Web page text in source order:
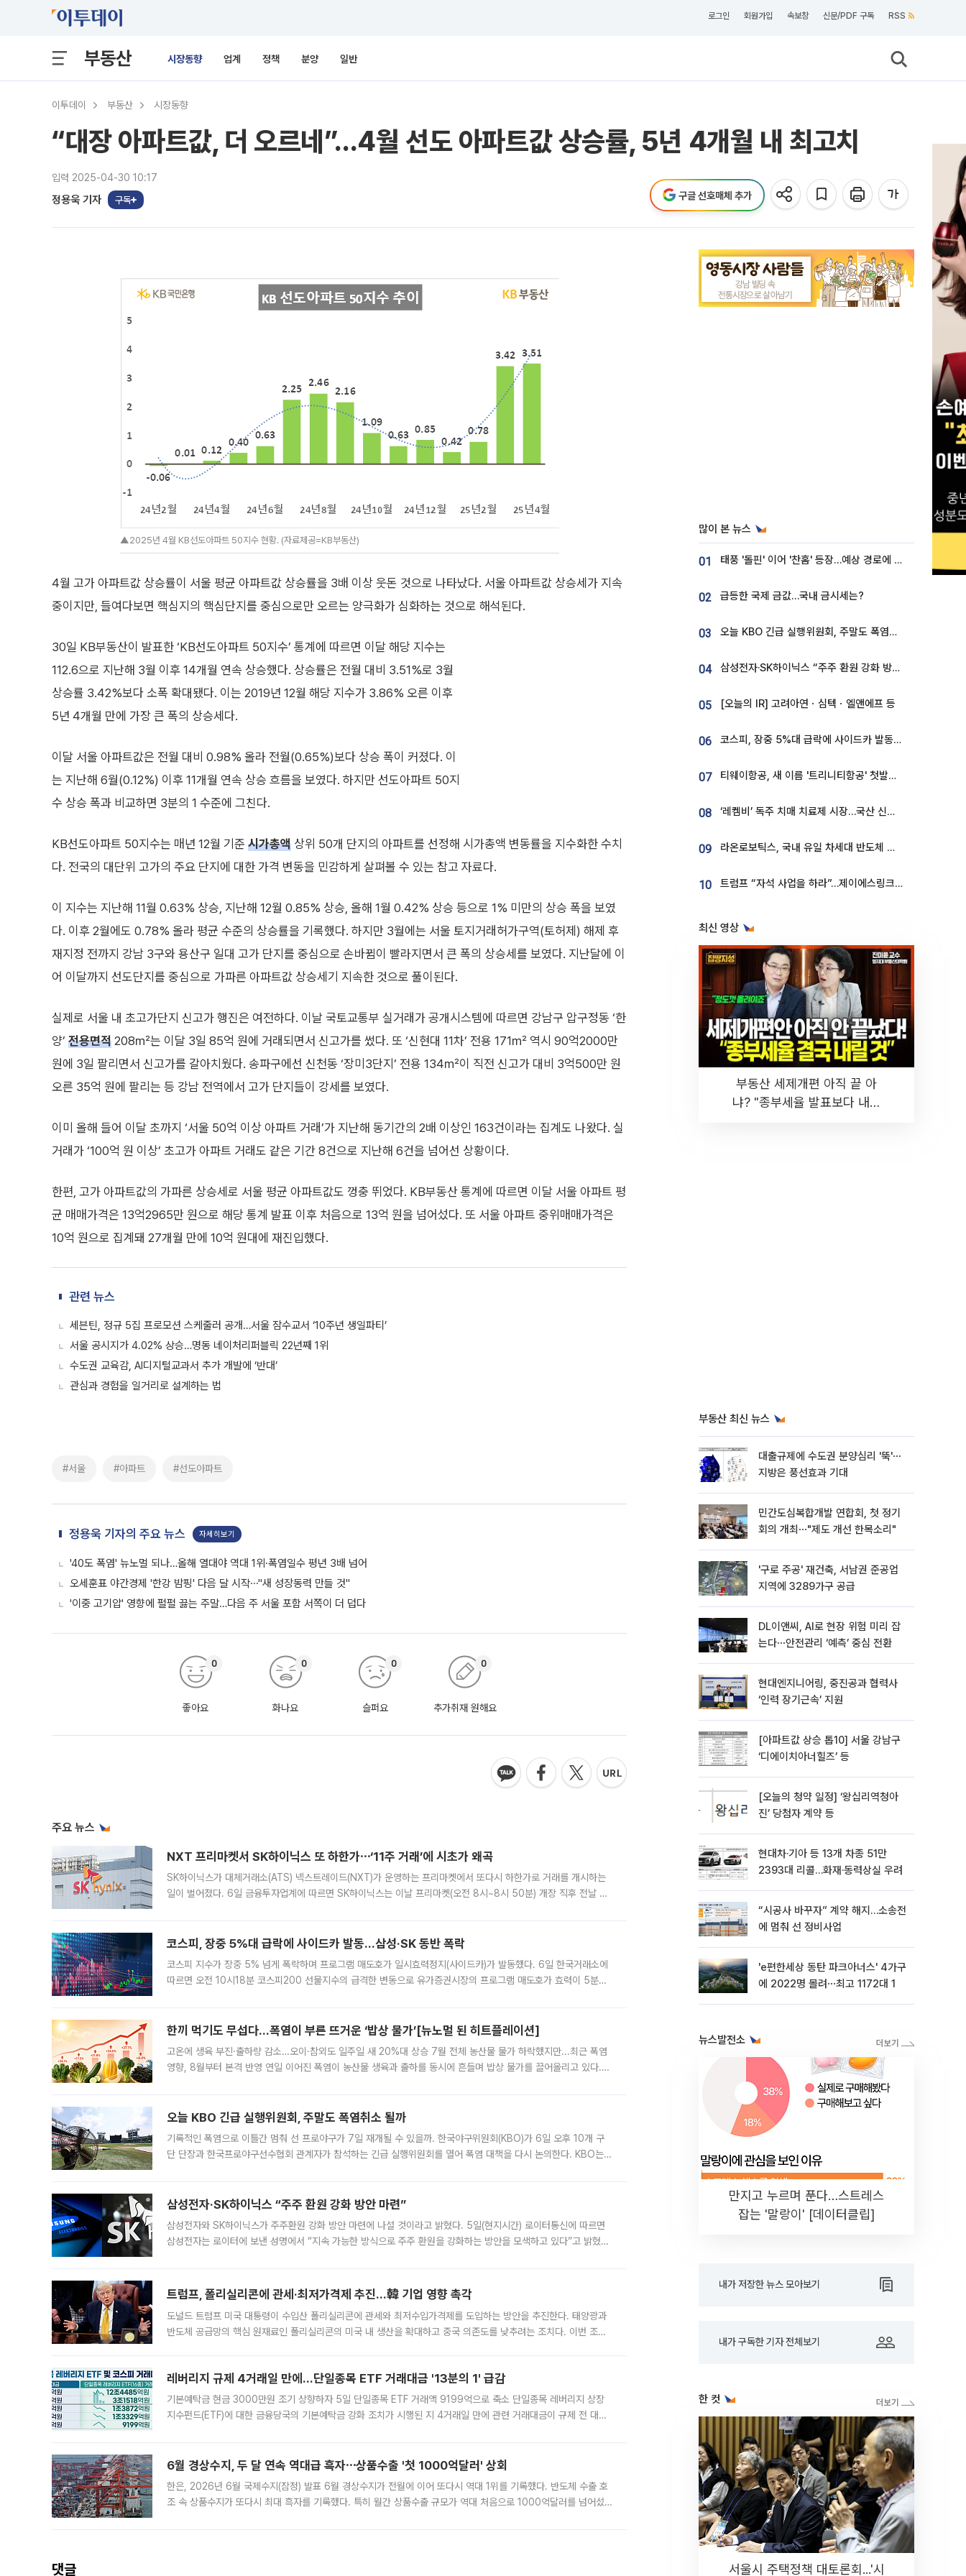
로그인 회원가입 속보창 신문/PDF 구독 RSS
부동산 시장동향 업계 정책 분양 일반
이투데이 부동산 시장동향
“대장 아파트값, 더 오르네”…4월 선도 아파트값 상승률, 5년 4개월 내 최고치
입력 2025-04-30 10:17
정용욱 기자 구독 구글 선호매체 추가
▲2025년 4월 KB선도아파트 50지수 현황. (자료제공=KB부동산)
4월 고가 아파트값 상승률이 서울 평균 아파트값 상승률을 3배 이상 웃돈 것으로 나타났다. 서울 아파트값 상승세가 지속
중이지만, 들여다보면 핵심지의 핵심단지를 중심으로만 오르는 양극화가 심화하는 것으로 해석된다.
30일 KB부동산이 발표한 ‘KB선도아파트 50지수’ 통계에 따르면 이달 해당 지수는
112.6으로 지난해 3월 이후 14개월 연속 상승했다. 상승률은 전월 대비 3.51%로 3월
상승률 3.42%보다 소폭 확대됐다. 이는 2019년 12월 해당 지수가 3.86% 오른 이후
5년 4개월 만에 가장 큰 폭의 상승세다.
이달 서울 아파트값은 전월 대비 0.98% 올라 전월(0.65%)보다 상승 폭이 커졌다. 이
는 지난해 6월(0.12%) 이후 11개월 연속 상승 흐름을 보였다. 하지만 선도아파트 50지
수 상승 폭과 비교하면 3분의 1 수준에 그친다.
KB선도아파트 50지수는 매년 12월 기준 시가총액 상위 50개 단지의 아파트를 선정해 시가총액 변동률을 지수화한 수치
다. 전국의 대단위 고가의 주요 단지에 대한 가격 변동을 민감하게 살펴볼 수 있는 참고 자료다.
이 지수는 지난해 11월 0.63% 상승, 지난해 12월 0.85% 상승, 올해 1월 0.42% 상승 등으로 1% 미만의 상승 폭을 보였
다. 이후 2월에도 0.78% 올라 평균 수준의 상승률을 기록했다. 하지만 3월에는 서울 토지거래허가구역(토허제) 해제 후
재지정 전까지 강남 3구와 용산구 일대 고가 단지를 중심으로 손바뀜이 빨라지면서 큰 폭의 상승세를 보였다. 지난달에 이
어 이달까지 선도단지를 중심으로 가파른 아파트값 상승세기 지속한 것으로 풀이된다.
실제로 서울 내 초고가단지 신고가 행진은 여전하다. 이날 국토교통부 실거래가 공개시스템에 따르면 강남구 압구정동 ‘한
양’ 전용면적 208㎡는 이달 3일 85억 원에 거래되면서 신고가를 썼다. 또 ‘신현대 11차’ 전용 171㎡ 역시 90억2000만
원에 3일 팔리면서 신고가를 갈아치웠다. 송파구에선 신천동 ‘장미3단지’ 전용 134㎡이 직전 신고가 대비 3억500만 원
오른 35억 원에 팔리는 등 강남 전역에서 고가 단지들이 강세를 보였다.
이미 올해 들어 이달 초까지 ‘서울 50억 이상 아파트 거래’가 지난해 동기간의 2배 이상인 163건이라는 집계도 나왔다. 실
거래가 ‘100억 원 이상’ 초고가 아파트 거래도 같은 기간 8건으로 지난해 6건을 넘어선 상황이다.
한편, 고가 아파트값의 가파른 상승세로 서울 평균 아파트값도 껑충 뛰었다. KB부동산 통계에 따르면 이달 서울 아파트 평
균 매매가격은 13억2965만 원으로 해당 통계 발표 이후 처음으로 13억 원을 넘어섰다. 또 서울 아파트 중위매매가격은
10억 원으로 집계돼 27개월 만에 10억 원대에 재진입했다.
관련 뉴스
세븐틴, 정규 5집 프로모션 스케줄러 공개…서울 잠수교서 ‘10주년 생일파티’
서울 공시지가 4.02% 상승…명동 네이처리퍼블릭 22년째 1위
수도권 교육감, AI디지털교과서 추가 개발에 ‘반대’
관심과 경험을 일거리로 설계하는 법
#서울 #아파트 #선도아파트
정용욱 기자의 주요 뉴스 자세히보기
'40도 폭염' 뉴노멀 되나…올해 열대야 역대 1위·폭염일수 평년 3배 넘어
오세훈표 야간경제 '한강 밤핑' 다음 달 시작⋯"새 성장동력 만들 것"
'이중 고기압' 영향에 펄펄 끓는 주말…다음 주 서울 포함 서쪽이 더 덥다
좋아요
0
화나요
0
슬퍼요
0
추가취재 원해요
0
주요 뉴스
NXT 프리마켓서 SK하이닉스 또 하한가⋯‘11주 거래’에 시초가 왜곡
SK하이닉스가 대체거래소(ATS) 넥스트레이드(NXT)가 운영하는 프리마켓에서 또다시 하한가로 거래를 개시하는
일이 벌어졌다. 6일 금융투자업계에 따르면 SK하이닉스는 이날 프리마켓(오전 8시~8시 50분) 개장 직후 전날 정
코스피, 장중 5%대 급락에 사이드카 발동…삼성·SK 동반 폭락
코스피 지수가 장중 5% 넘게 폭락하며 프로그램 매도호가 일시효력정지(사이드카)가 발동했다. 6일 한국거래소에
따르면 오전 10시18분 코스피200 선물지수의 급격한 변동으로 유가증권시장의 프로그램 매도호가 효력이 5분간
한끼 먹기도 무섭다...폭염이 부른 뜨거운 ‘밥상 물가’[뉴노멀 된 히트플레이션]
고온에 생육 부진·출하량 감소…오이·참외도 일주일 새 20%대 상승 7월 전체 농산물 물가 하락했지만...최근 폭염
영향, 8월부터 본격 반영 연일 이어진 폭염이 농산물 생육과 출하를 동시에 흔들며 밥상 물가를 끌어올리고 있다.
오늘 KBO 긴급 실행위원회, 주말도 폭염취소 될까
기록적인 폭염으로 이틀간 멈춰 선 프로야구가 7일 재개될 수 있을까. 한국야구위원회(KBO)가 6일 오후 10개 구
단 단장과 한국프로야구선수협회 관계자가 참석하는 긴급 실행위원회를 열어 폭염 대책을 다시 논의한다. KBO는
삼성전자·SK하이닉스 “주주 환원 강화 방안 마련”
삼성전자와 SK하이닉스가 주주환원 강화 방안 마련에 나설 것이라고 밝혔다. 5일(현지시간) 로이터통신에 따르면
삼성전자는 로이터에 보낸 성명에서 “지속 가능한 방식으로 주주 환원을 강화하는 방안을 모색하고 있다”고 밝혔다.
트럼프, 폴리실리콘에 관세·최저가격제 추진…韓 기업 영향 촉각
도널드 트럼프 미국 대통령이 수입산 폴리실리콘에 관세와 최저수입가격제를 도입하는 방안을 추진한다. 태양광과
반도체 공급망의 핵심 원재료인 폴리실리콘의 미국 내 생산을 확대하고 중국 의존도를 낮추려는 조치다. 이번 조처
레버리지 규제 4거래일 만에…단일종목 ETF 거래대금 '13분의 1' 급감
기본예탁금 현금 3000만원 조기 상향하자 5일 단일종목 ETF 거래액 9199억으로 축소 단일종목 레버리지 상장
지수펀드(ETF)에 대한 금융당국의 기본예탁금 강화 조치가 시행된 지 4거래일 만에 관련 거래대금이 규제 전 대비
6월 경상수지, 두 달 연속 역대급 흑자⋯상품수출 '첫 1000억달러' 상회
한은, 2026년 6월 국제수지(잠정) 발표 6월 경상수지가 전월에 이어 또다시 역대 1위를 기록했다. 반도체 수출 호
조 속 상품수지가 또다시 최대 흑자를 기록했다. 특히 월간 상품수출 규모가 역대 처음으로 1000억달러를 넘어섰
댓글
많이 본 뉴스
01 태풍 '돌핀' 이어 '찬홈' 등장…예상 경로에 한국 '한숨'
02 급등한 국제 금값…국내 금시세는?
03 오늘 KBO 긴급 실행위원회, 주말도 폭염취소 될까
04 삼성전자·SK하이닉스 “주주 환원 강화 방안 마련”
05 [오늘의 IR] 고려아연ㆍ심텍ㆍ엘앤에프 등
06 코스피, 장중 5%대 급락에 사이드카 발동…삼성·SK 동반 폭락
07 티웨이항공, 새 이름 '트리니티항공' 첫발…SSC 전략 본격화
08 ‘레켐비’ 독주 치매 치료제 시장…국산 신약 등장하나
09 라온로보틱스, 국내 유일 차세대 반도체 공정 로봇 개발 ‘고객사 테스트 진행’
10 트럼프 “자석 사업을 하라”…제이에스링크, 비중국 영구자석 공급망 구축 속도
최신 영상
부동산 세제개편 아직 끝 아
냐? "종부세율 발표보다 내릴
부동산 최신 뉴스
대출규제에 수도권 분양심리 '뚝'⋯
지방은 풍선효과 기대
민간도심복합개발 연합회, 첫 정기
회의 개최⋯"제도 개선 한목소리"
'구로 주공' 재건축, 서남권 준공업
지역에 3289가구 공급
DL이앤씨, AI로 현장 위험 미리 잡
는다⋯안전관리 ‘예측’ 중심 전환
현대엔지니어링, 중진공과 협력사
‘인력 장기근속’ 지원
[아파트값 상승 톱10] 서울 강남구
‘디에이치아너힐즈’ 등
[오늘의 청약 일정] ‘왕십리역청아
진’ 당첨자 계약 등
현대차·기아 등 13개 차종 51만
2393대 리콜…화재·동력상실 우려
“시공사 바꾸자” 계약 해지…소송전
에 멈춰 선 정비사업
'e편한세상 동탄 파크아너스' 4가구
에 2022명 몰려⋯최고 1172대 1
뉴스발전소
만지고 누르며 푼다…스트레스
잡는 '말랑이' [데이터클립]
내가 저장한 뉴스 모아보기
내가 구독한 기자 전체보기
한 컷
서울시 주택정책 대토론회...'시